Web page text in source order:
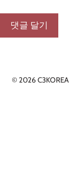
© 2026 C3KOREA